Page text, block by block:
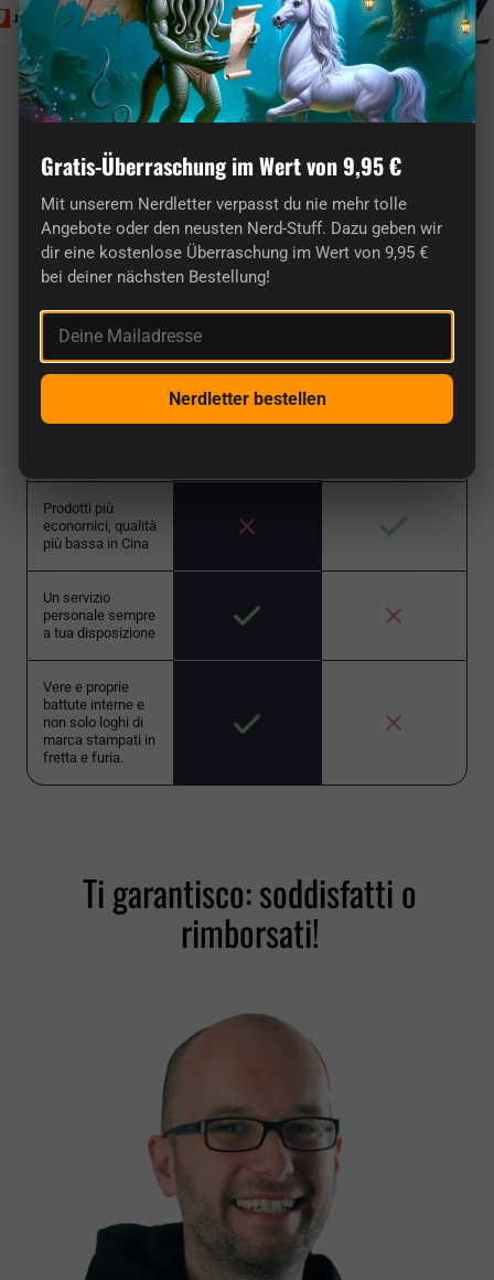
getDigital a confronto
Qui troverai articoli unici realizzati da nerd per nerd
e non la solita spazzatura cinese come in molti
altri negozi.
Prodotti più
economici, qualità
più bassa in Cina
Un servizio
personale sempre
a tua disposizione
Vere e proprie
battute interne e
non solo loghi di
marca stampati in
fretta e furia.
Ti garantisco: soddisfatti o
rimborsati!
Gratis-Überraschung im Wert von 9,95 €
Mit unserem Nerdletter verpasst du nie mehr tolle
Angebote oder den neusten Nerd-Stuff. Dazu geben wir
dir eine kostenlose Überraschung im Wert von 9,95 €
bei deiner nächsten Bestellung!
Deine Mailadresse
Nerdletter bestellen